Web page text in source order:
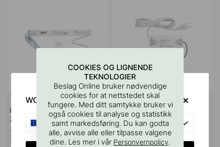
Driver SLIM - 6 tilkoblinger -
24V / 150W - Hvit
1 759 kr
På lager
2
Drives UltraThin 24V/50W
939 kr
På lager
COOKIES OG LIGNENDE
TEKNOLOGIER
Beslag Online bruker nødvendige
cookies for at nettstedet skal
fungere. Med ditt samtykke bruker vi
også cookies til analyse og statistikk
samt markedsføring. Du kan godta
alle, avvise alle eller tilpasse valgene
dine. Les mer i vår Personvernpolicy.
WOULD YOU RATHER VISIT?
EU